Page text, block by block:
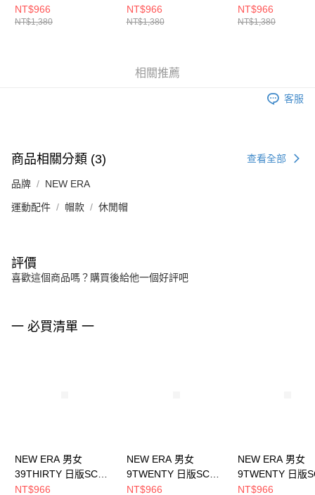
ARCH LOGO NE
NE14201474
NT$966
NT$1,380
NE NE14201382
NT$966
NT$1,380
NE NE14201381
NT$966
NT$1,380
相關推薦
客服
商品相關分類 (3) 查看全部
品牌 NEW ERA
運動配件 帽款 休閒帽
評價
喜歡這個商品嗎？購買後給他一個好評吧
一 必買清單 一
NEW ERA 男女
39THIRTY 日版SCW
ARCH LOGO NE
NT$966
NEW ERA 男女
9TWENTY 日版SCW
NE NE14201382
NT$966
NEW ERA 男女
9TWENTY 日版
NE NE14201381
NT$966